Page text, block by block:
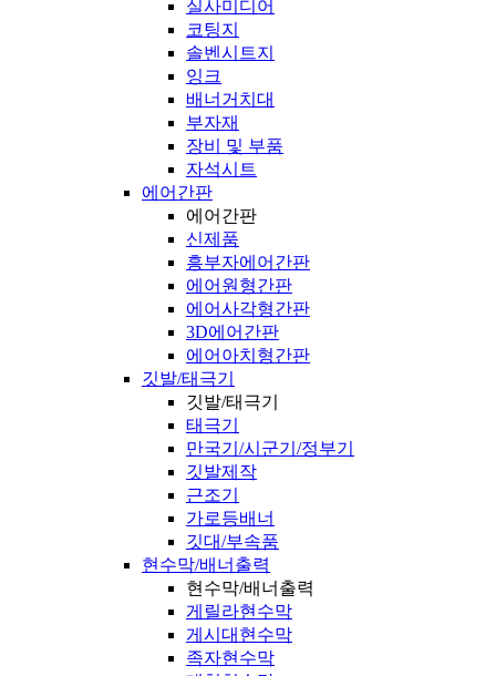
실사미디어
코팅지
솔벤시트지
잉크
배너거치대
부자재
장비 및 부품
자석시트
에어간판
에어간판
신제품
흥부자에어간판
에어원형간판
에어사각형간판
3D에어간판
에어아치형간판
깃발/태극기
깃발/태극기
태극기
만국기/시군기/정부기
깃발제작
근조기
가로등배너
깃대/부속품
현수막/배너출력
현수막/배너출력
게릴라현수막
게시대현수막
족자현수막